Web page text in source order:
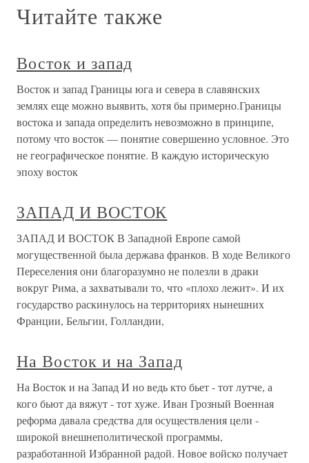
Читайте также
Восток и запад
Восток и запад Границы юга и севера в славянских
землях еще можно выявить, хотя бы примерно.Границы
востока и запада определить невозможно в принципе,
потому что восток — понятие совершенно условное. Это
не географическое понятие. В каждую историческую
эпоху восток
ЗАПАД И ВОСТОК
ЗАПАД И ВОСТОК В Западной Европе самой
могущественной была держава франков. В ходе Великого
Переселения они благоразумно не полезли в драки
вокруг Рима, а захватывали то, что «плохо лежит». И их
государство раскинулось на территориях нынешних
Франции, Бельгии, Голландии,
На Восток и на Запад
На Восток и на Запад И но ведь кто бьет - тот лутче, а
кого бьют да вяжут - тот хуже. Иван Грозный Военная
реформа давала средства для осуществления цели -
широкой внешнеполитической программы,
разработанной Избранной радой. Новое войско получает